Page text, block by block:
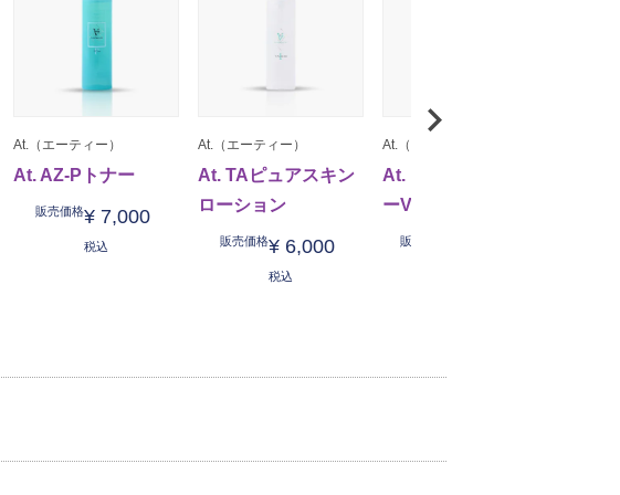
At.（エーティー）
At. AZ-Pトナー
販売価格¥ 7,000
税込
At.（エーティー）
At. TAピュアスキン
ローション
販売価格¥ 6,000
税込
At.（エーティー）
At. ミラクルパウダ
ーVセラム
販売価格